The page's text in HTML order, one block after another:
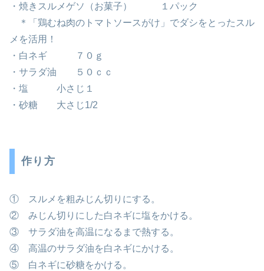
・焼きスルメゲソ（お菓子） １パック
＊「鶏むね肉のトマトソースがけ」でダシをとったスル
メを活用！
・白ネギ ７０ｇ
・サラダ油 ５０ｃｃ
・塩 小さじ１
・砂糖 大さじ1/2
作り方
① スルメを粗みじん切りにする。
② みじん切りにした白ネギに塩をかける。
③ サラダ油を高温になるまで熱する。
④ 高温のサラダ油を白ネギにかける。
⑤ 白ネギに砂糖をかける。